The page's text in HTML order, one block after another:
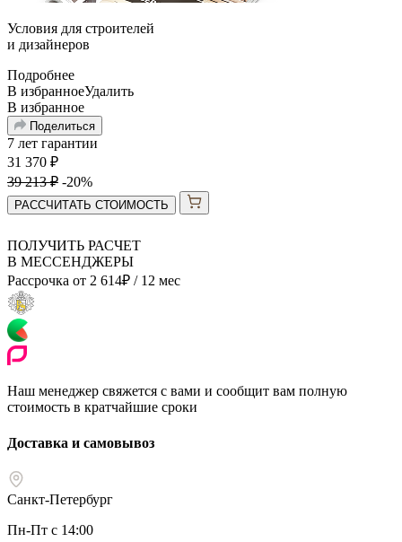
Условия для строителей
и дизайнеров
Подробнее
В избранноеУдалить
В избранное
Поделиться
7 лет гарантии
31 370 ₽
39 213₽ -20%
РАССЧИТАТЬ СТОИМОСТЬ
ПОЛУЧИТЬ РАСЧЕТ
В МЕССЕНДЖЕРЫ
Рассрочка от 2 614₽ / 12 мес
Наш менеджер свяжется с вами и сообщит вам полную
стоимость в кратчайшие сроки
Доставка и самовывоз
Санкт-Петербург
Пн-Пт с 14:00